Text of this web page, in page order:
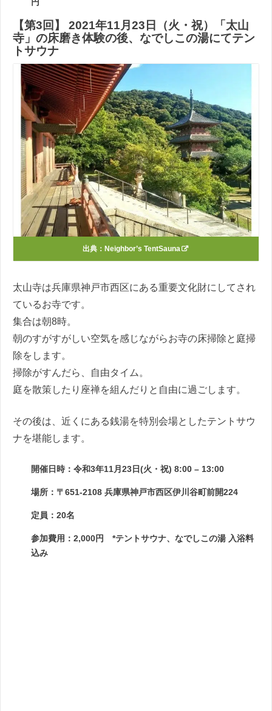
【第3回】 2021年11月23日（火・祝）「太山
寺」の床磨き体験の後、なでしこの湯にてテン
トサウナ
出典： Neighbor’s TentSauna
太山寺は兵庫県神戸市西区にある重要文化財にしてされ
ているお寺です。
集合は朝8時。
朝のすがすがしい空気を感じながらお寺の床掃除と庭掃
除をします。
掃除がすんだら、自由タイム。
庭を散策したり座禅を組んだりと自由に過ごします。
その後は、近くにある銭湯を特別会場としたテントサウ
ナを堪能します。
開催日時：令和3年11月23日(火・祝) 8:00 – 13:00
場所：〒651-2108 兵庫県神戸市西区伊川谷町前開224
定員：20名
参加費用：2,000円 *テントサウナ、なでしこの湯 入浴料
込み